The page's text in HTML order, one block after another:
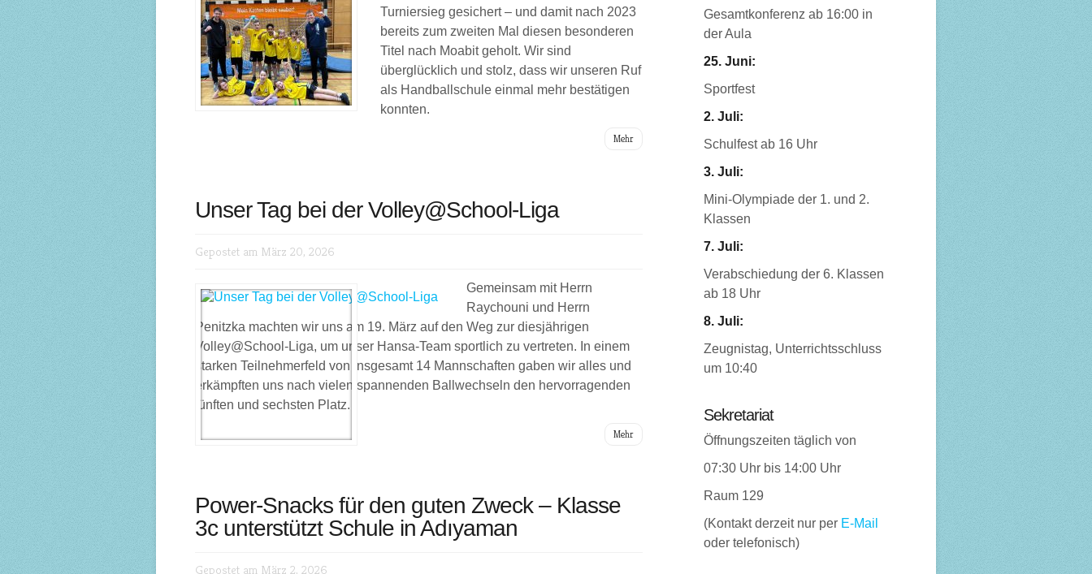
Turniersieg gesichert – und damit nach 2023
bereits zum zweiten Mal diesen besonderen
Titel nach Moabit geholt. Wir sind
überglücklich und stolz, dass wir unseren Ruf
als Handballschule einmal mehr bestätigen
konnten.
Mehr
Unser Tag bei der Volley@School-Liga
Gepostet am März 20, 2026
Gemeinsam mit Herrn
Raychouni und Herrn
Penitzka machten wir uns am 19. März auf den Weg zur diesjährigen
Volley@School-Liga, um unser Hansa-Team sportlich zu vertreten. In einem
starken Teilnehmerfeld von insgesamt 14 Mannschaften gaben wir alles und
erkämpften uns nach vielen spannenden Ballwechseln den hervorragenden
fünften und sechsten Platz.
Mehr
Power-Snacks für den guten Zweck – Klasse
3c unterstützt Schule in Adıyaman
Gepostet am März 2, 2026
Gesamtkonferenz ab 16:00 in
der Aula
25. Juni:
Sportfest
2. Juli:
Schulfest ab 16 Uhr
3. Juli:
Mini-Olympiade der 1. und 2.
Klassen
7. Juli:
Verabschiedung der 6. Klassen
ab 18 Uhr
8. Juli:
Zeugnistag, Unterrichtsschluss
um 10:40
Sekretariat
Öffnungszeiten täglich von
07:30 Uhr bis 14:00 Uhr
Raum 129
(Kontakt derzeit nur per E-Mail
oder telefonisch)